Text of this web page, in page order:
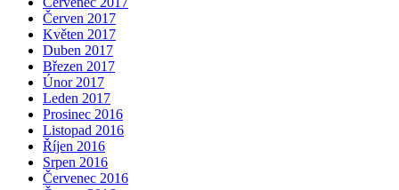
Červen 2017
Květen 2017
Duben 2017
Březen 2017
Únor 2017
Leden 2017
Prosinec 2016
Listopad 2016
Říjen 2016
Srpen 2016
Červenec 2016